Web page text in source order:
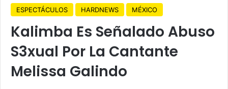
ESPECTÁCULOS HARDNEWS MÉXICO
Kalimba Es Señalado Abuso
S3xual Por La Cantante
Melissa Galindo